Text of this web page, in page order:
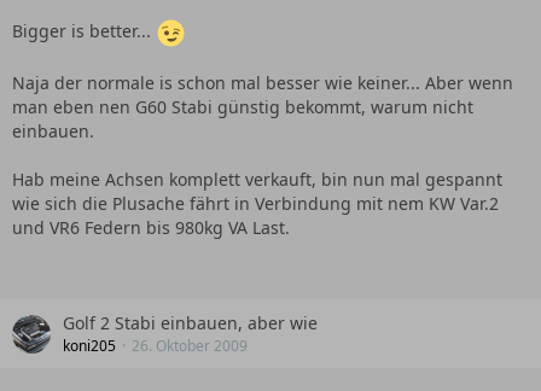
Bigger is better...
Naja der normale is schon mal besser wie keiner... Aber wenn
man eben nen G60 Stabi günstig bekommt, warum nicht
einbauen.
Hab meine Achsen komplett verkauft, bin nun mal gespannt
wie sich die Plusache fährt in Verbindung mit nem KW Var.2
und VR6 Federn bis 980kg VA Last.
Golf 2 Stabi einbauen, aber wie
koni205 26. Oktober 2009